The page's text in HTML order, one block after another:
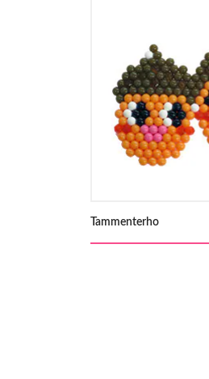
Tammenterho